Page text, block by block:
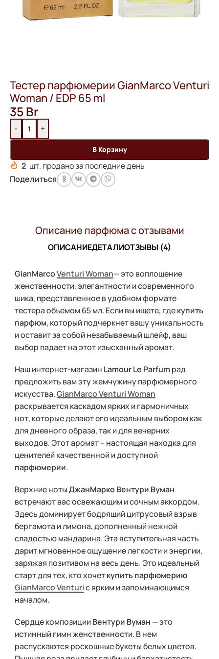
Тестер парфюмерии GianMarco Venturi
Woman / EDP 65 ml
35Br
- +
В Корзину
2 шт. продано за последние день
Поделиться
Описание парфюма с отзывами
ОПИСАНИЕДЕТАЛИОТЗЫВЫ (4)
GianMarcoVenturi Woman— это воплощение
женственности, элегантности и современного
шика, представленное в удобном формате
тестера объемом 65 мл. Если вы ищете, гдекупить
парфюм, который подчеркнет вашу уникальность
и оставит за собой незабываемый шлейф, ваш
выбор падает на этот изысканный аромат.
Наш интернет-магазин Lamour Le Parfumрад
предложить вам эту жемчужину парфюмерного
искусства.GianMarco Venturi Woman
раскрывается каскадом ярких и гармоничных
нот, которые делают его идеальным выбором как
для дневного образа, так и для вечерних
выходов. Этот аромат – настоящая находка для
ценителей качественной и доступной
парфюмерии.
Верхние нотыДжанМарко Вентури Вуман
встречают вас освежающим и сочным аккордом.
Здесь доминирует бодрящий цитрусовый взрыв
бергамота и лимона, дополненный нежной
сладостью мандарина. Эта вступительная часть
дарит мгновенное ощущение легкости и энергии,
заряжая позитивом на весь день. Это идеальный
старт для тех, кто хочеткупить парфюмерию
GianMarco Venturiс ярким и запоминающимся
началом.
Сердце композицииВентури Вуман — это
истинный гимн женственности. В нем
распускаются роскошные букеты белых цветов.